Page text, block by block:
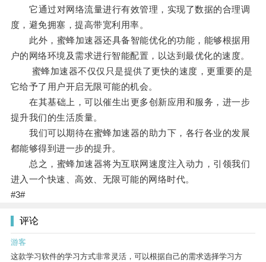
它通过对网络流量进行有效管理，实现了数据的合理调
度，避免拥塞，提高带宽利用率。
此外，蜜蜂加速器还具备智能优化的功能，能够根据用
户的网络环境及需求进行智能配置，以达到最优化的速度。
蜜蜂加速器不仅仅只是提供了更快的速度，更重要的是
它给予了用户开启无限可能的机会。
在其基础上，可以催生出更多创新应用和服务，进一步
提升我们的生活质量。
我们可以期待在蜜蜂加速器的助力下，各行各业的发展
都能够得到进一步的提升。
总之，蜜蜂加速器将为互联网速度注入动力，引领我们
进入一个快速、高效、无限可能的网络时代。
#3#
评论
游客
这款学习软件的学习方式非常灵活，可以根据自己的需求选择学习方